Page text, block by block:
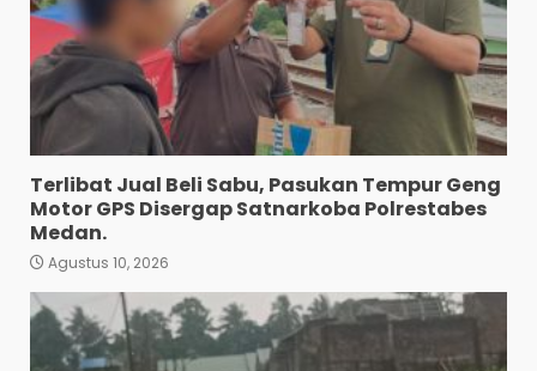
Terlibat Jual Beli Sabu, Pasukan Tempur Geng
Motor GPS Disergap Satnarkoba Polrestabes
Medan.
Agustus 10, 2026
Agustus 10, 2026
Turnamen Piala Bergilir
Ketua DPD PKN Sumut
Berakhir Batak Unitet
Menang 3-2 Lawan OKKA FC
Agustus 9, 2026
5
“Kem Alias Peng Diduga
Bandar Besar Narkoba
Tuntungan”.
Agustus 9, 2026
HUT Ke-1 Partai Rakyat
Indonesia Berlangsung